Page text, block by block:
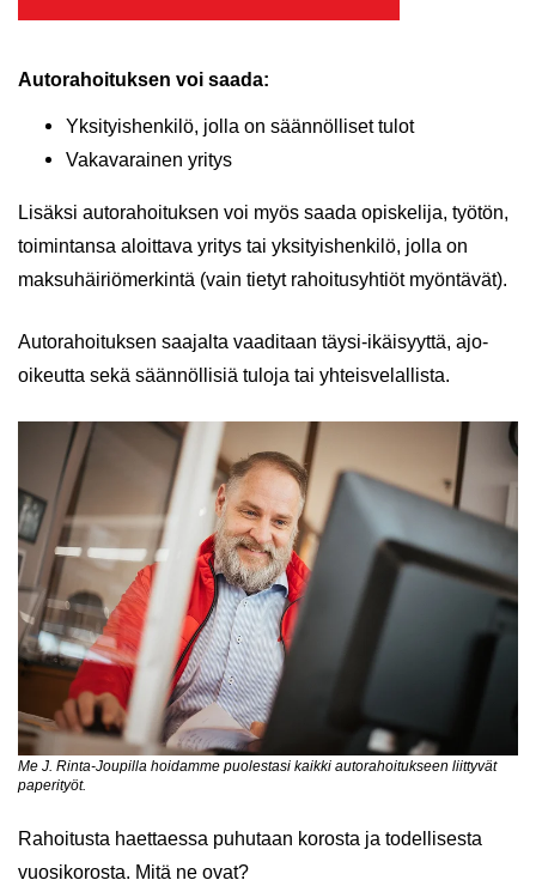
Autorahoituksen voi saada:
Yksityishenkilö, jolla on säännölliset tulot
Vakavarainen yritys
Lisäksi autorahoituksen voi myös saada opiskelija, työtön,
toimintansa aloittava yritys tai yksityishenkilö, jolla on
maksuhäiriömerkintä (vain tietyt rahoitusyhtiöt myöntävät).
Autorahoituksen saajalta vaaditaan täysi-ikäisyyttä, ajo-
oikeutta sekä säännöllisiä tuloja tai yhteisvelallista.
Me J. Rinta-Joupilla hoidamme puolestasi kaikki autorahoitukseen liittyvät
paperityöt.
Rahoitusta haettaessa puhutaan korosta ja todellisesta
vuosikorosta. Mitä ne ovat?